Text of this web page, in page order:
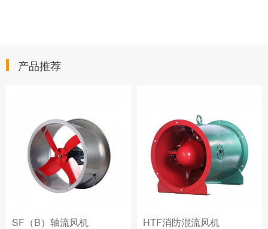
产品推荐
SF（B）轴流风机 HTF消防混流风机